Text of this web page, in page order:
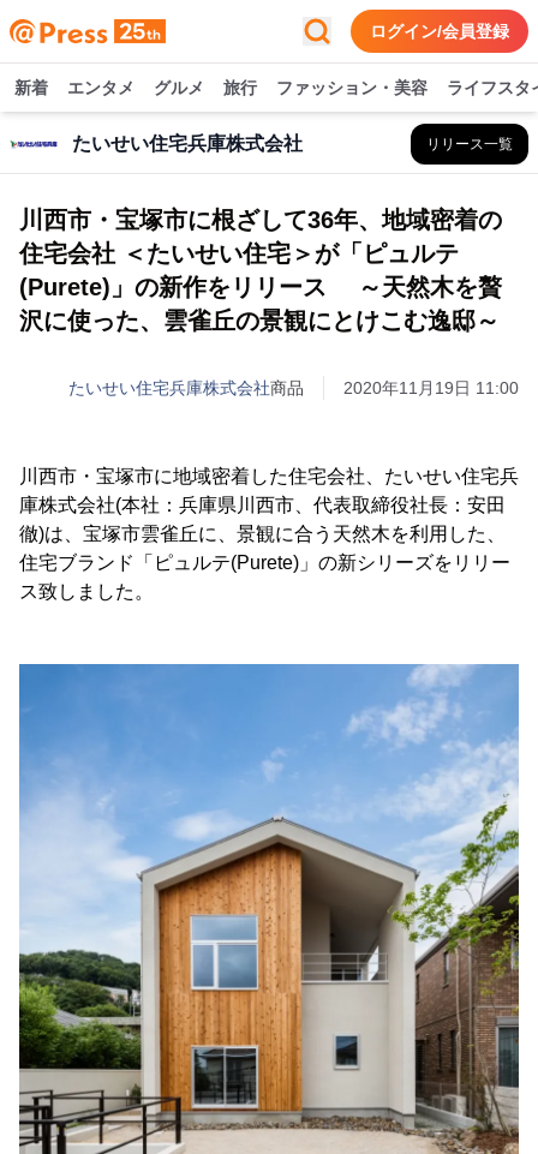
ログイン/会員登録
新着 エンタメ グルメ 旅行 ファッション・美容 ライフスタ
たいせい住宅兵庫株式会社 リリース一覧
川西市・宝塚市に根ざして36年、地域密着の
住宅会社 ＜たいせい住宅＞が「ピュルテ
(Purete)」の新作をリリース ～天然木を贅
沢に使った、雲雀丘の景観にとけこむ逸邸～
たいせい住宅兵庫株式会社商品 2020年11月19日 11:00
川西市・宝塚市に地域密着した住宅会社、たいせい住宅兵
庫株式会社(本社：兵庫県川西市、代表取締役社長：安田
徹)は、宝塚市雲雀丘に、景観に合う天然木を利用した、
住宅ブランド「ピュルテ(Purete)」の新シリーズをリリー
ス致しました。